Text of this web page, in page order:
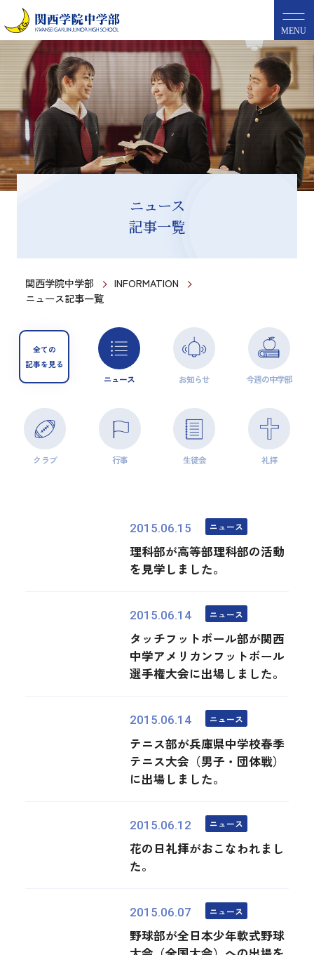
MENU
ニュース
記事一覧
関西学院中学部
INFORMATION
ニュース記事一覧
全ての
記事を見る
ニュース お知らせ 今週の中学部
クラブ 行事 生徒会 礼拝
2015.06.15 ニュース
理科部が高等部理科部の活動
を見学しました。
2015.06.14 ニュース
タッチフットボール部が関西
中学アメリカンフットボール
選手権大会に出場しました。
2015.06.14 ニュース
テニス部が兵庫県中学校春季
テニス大会（男子・団体戦）
に出場しました。
2015.06.12 ニュース
花の日礼拝がおこなわれまし
た。
2015.06.07 ニュース
野球部が全日本少年軟式野球